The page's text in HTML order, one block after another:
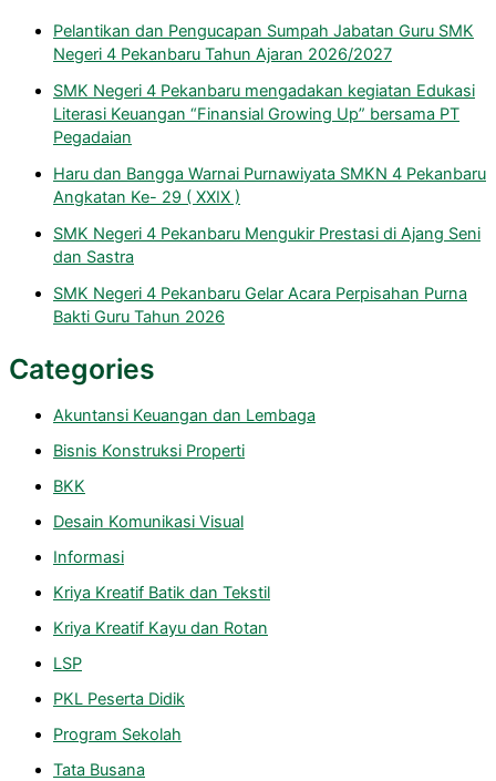
Pelantikan dan Pengucapan Sumpah Jabatan Guru SMK
Negeri 4 Pekanbaru Tahun Ajaran 2026/2027
SMK Negeri 4 Pekanbaru mengadakan kegiatan Edukasi
Literasi Keuangan “Finansial Growing Up” bersama PT
Pegadaian
Haru dan Bangga Warnai Purnawiyata SMKN 4 Pekanbaru
Angkatan Ke- 29 ( XXIX )
SMK Negeri 4 Pekanbaru Mengukir Prestasi di Ajang Seni
dan Sastra
SMK Negeri 4 Pekanbaru Gelar Acara Perpisahan Purna
Bakti Guru Tahun 2026
Categories
Akuntansi Keuangan dan Lembaga
Bisnis Konstruksi Properti
BKK
Desain Komunikasi Visual
Informasi
Kriya Kreatif Batik dan Tekstil
Kriya Kreatif Kayu dan Rotan
LSP
PKL Peserta Didik
Program Sekolah
Tata Busana